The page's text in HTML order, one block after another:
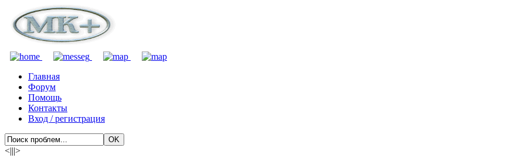
Главная
Форум
Помощь
Контакты
Вход / регистрация
<|||>